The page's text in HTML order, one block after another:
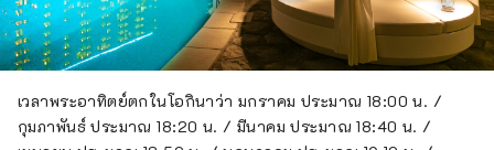
เวลาพระอาทิตย์ตกในโอกินาว่า มกราคม ประมาณ 18:00 น. /
กุมภาพันธ์ ประมาณ 18:20 น. / มีนาคม ประมาณ 18:40 น. /